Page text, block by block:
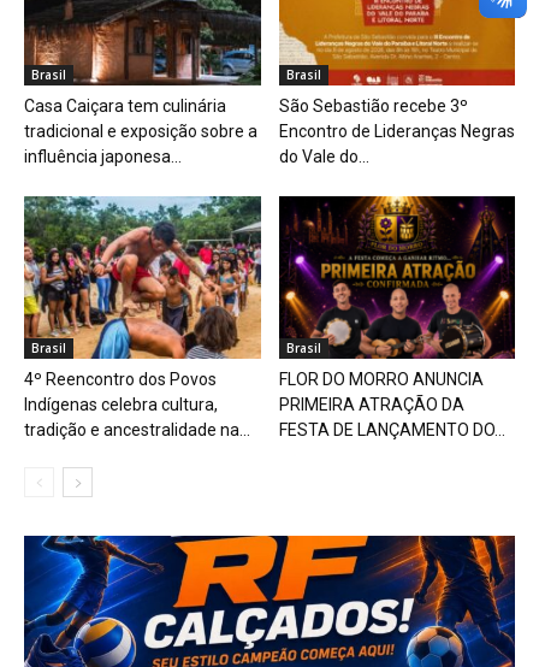
Brasil
Casa Caiçara tem culinária
tradicional e exposição sobre a
influência japonesa...
Brasil
São Sebastião recebe 3º
Encontro de Lideranças Negras
do Vale do...
Brasil
4º Reencontro dos Povos
Indígenas celebra cultura,
tradição e ancestralidade na...
Brasil
FLOR DO MORRO ANUNCIA
PRIMEIRA ATRAÇÃO DA
FESTA DE LANÇAMENTO DO...